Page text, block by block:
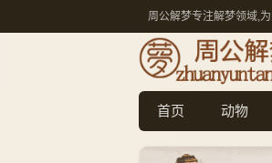
周公解梦专注解梦领域,
首页 动物